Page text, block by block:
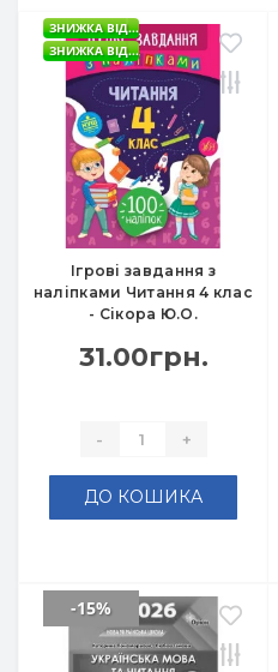
Ігрові завдання з
наліпками Читання 4 клас
- Сікора Ю.О.
ЗНИЖКА ВІД...
ЗНИЖКА ВІД...
31.00грн.
- +
ДО КОШИКА
-15%